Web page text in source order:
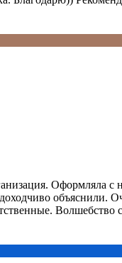
Оформляла с
объяснили.
Волшебство